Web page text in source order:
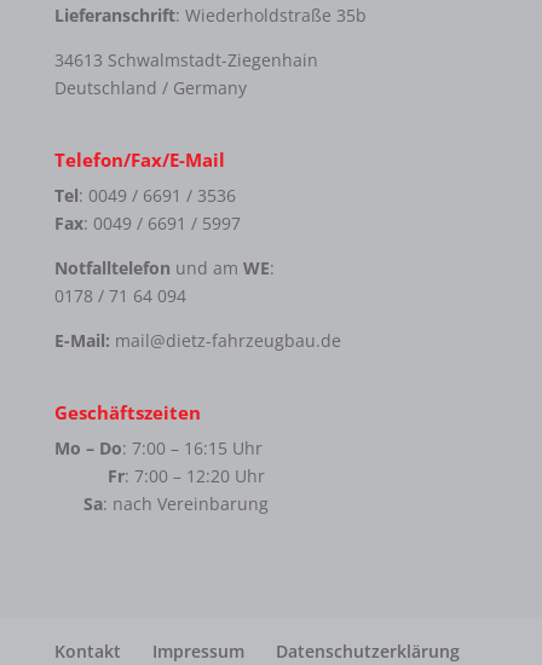
Lieferanschrift: Wiederholdstraße 35b
34613 Schwalmstadt-Ziegenhain
Deutschland / Germany
Telefon/Fax/E-Mail
Tel: 0049 / 6691 / 3536
Fax: 0049 / 6691 / 5997
Notfalltelefon und am WE:
0178 / 71 64 094
E-Mail: mail@dietz-fahrzeugbau.de
Geschäftszeiten
Mo – Do: 7:00 – 16:15 Uhr
Fr: 7:00 – 12:20 Uhr
Sa: nach Vereinbarung
Kontakt Impressum Datenschutzerklärung